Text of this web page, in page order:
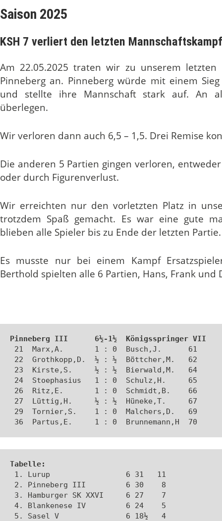
Saison 2025
KSH 7 verliert den letzten
Am 22.05.2025 traten wir zu unserem letzten
Pinneberg an. Pinneberg würde mit einem
und stellte ihre Mannschaft stark auf. An
überlegen.
Wir verloren dann auch 6,5 – 1,5. Drei Remise
Die anderen 5 Partien gingen verloren,
oder durch Figurenverlust.
Wir erreichten nur den vorletzten Platz in
trotzdem Spaß gemacht. Es war eine gute
blieben alle Spieler bis zu Ende der letzten Partie.
Es musste nur bei einem Kampf
Berthold spielten alle 6 Partien, Hans, Frank und
Pinneberg III      6½-1½  Königsspringer VII
21  Marx,A.       1 : 0  Busch,J.      61
22  Grothkopp,D.  ½ : ½  Böttcher,M.   62
23  Kirste,S.     ½ : ½  Bierwald,M.   64
24  Stoephasius   1 : 0  Schulz,H.     65
26  Ritz,E.       1 : 0  Schmidt,B.    66
27  Lüttig,H.     ½ : ½  Hüneke,T.     67
29  Tornier,S.    1 : 0  Malchers,D.   69
36  Partus,E.     1 : 0  Brunnemann,H  70
Tabelle:
1. Lurup                 6 31   11
2. Pinneberg III         6 30    8
3. Hamburger SK XXVI     6 27    7
4. Blankenese IV         6 24    5
5. Sasel V               6 18½   4